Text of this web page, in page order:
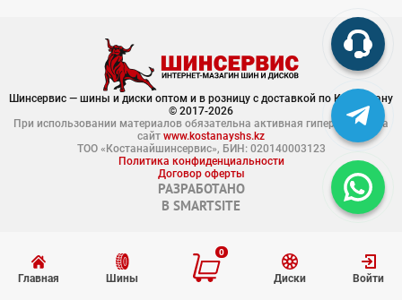
Главная Шины
0
Диски Войти
Шинсервис — шины и диски оптом и в розницу с доставкой по Казахстану
© 2017-2026
При использовании материалов обязательна активная гиперссылка на
сайт www.kostanayshs.kz
ТОО «Костанайшинсервис», БИН: 020140003123
Политика конфиденциальности
Договор оферты
РАЗРАБОТАНО
В SMARTSITE